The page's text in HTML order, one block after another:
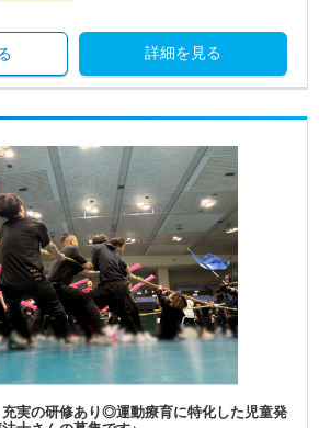
詳細を見る
充実の研修あり◎運動療育に特化した児童発